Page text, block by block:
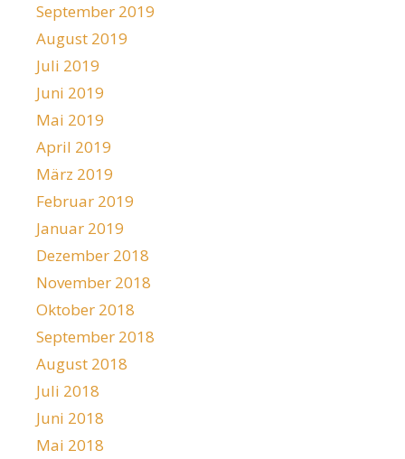
September 2019
August 2019
Juli 2019
Juni 2019
Mai 2019
April 2019
März 2019
Februar 2019
Januar 2019
Dezember 2018
November 2018
Oktober 2018
September 2018
August 2018
Juli 2018
Juni 2018
Mai 2018